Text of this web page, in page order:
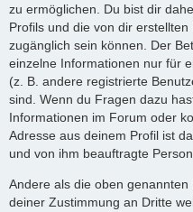
zu ermöglichen. Du bist dir
Profils und die von dir
zugänglich sein können. Der
einzelne Informationen nur für
(z. B. andere registrierte
sind. Wenn du Fragen dazu
Informationen im Forum oder
Adresse aus deinem Profil ist
und von ihm beauftragte
Andere als die oben
deiner Zustimmung an Dritte